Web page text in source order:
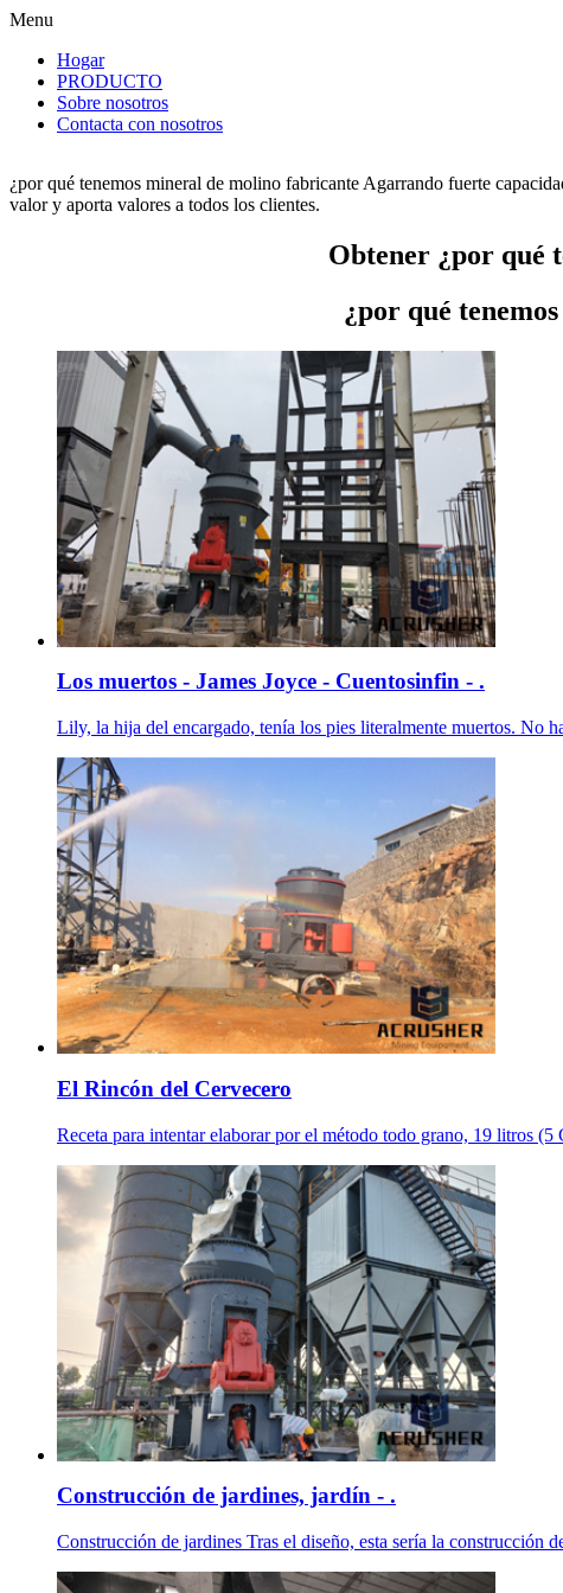
Menu
Hogar
PRODUCTO
Sobre nosotros
Contacta con nosotros
¿por qué tenemos mineral de molino fabricante Agarrando fuerte
valor y aporta valores a todos los clientes.
Obtener ¿por qué
¿por qué
Los muertos - James Joyce - Cuentosinfin - .
Lily, la hija del encargado, tenía los pies literalmente muer­tos. No
El Rincón del Cervecero
Receta para intentar elaborar por el método todo grano, 19 litros
Construcción de jardines, jardín - .
Construcción de jardines Tras el diseño, esta sería la construcción